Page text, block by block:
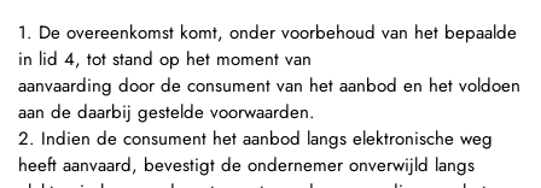
1. De overeenkomst komt, onder voorbehoud van het bepaalde
in lid 4, tot stand op het moment van
aanvaarding door de consument van het aanbod en het voldoen
aan de daarbij gestelde voorwaarden.
2. Indien de consument het aanbod langs elektronische weg
heeft aanvaard, bevestigt de ondernemer onverwijld langs